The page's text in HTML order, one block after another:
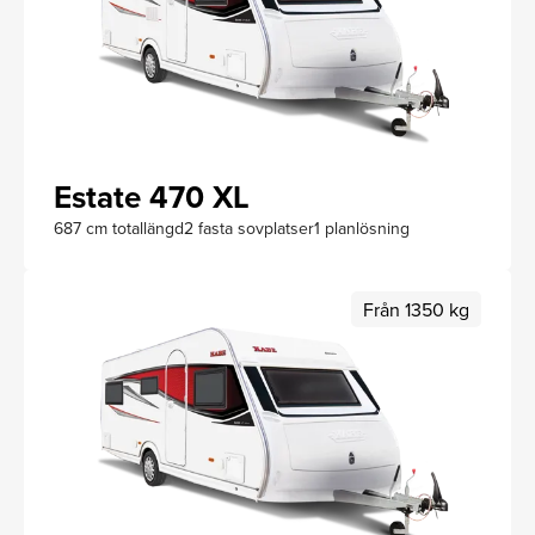
Estate 470 XL
687 cm totallängd2 fasta sovplatser1 planlösning
Från 1350 kg